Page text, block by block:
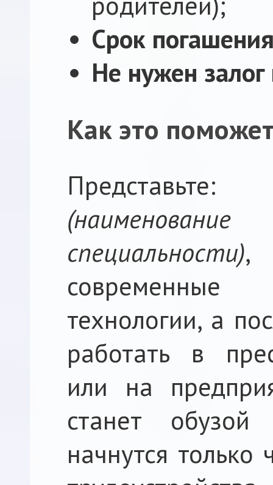
Срок
Не нужен
Как это
специальности),
современные
технологии, а
работать в
или на
станет
начнутся